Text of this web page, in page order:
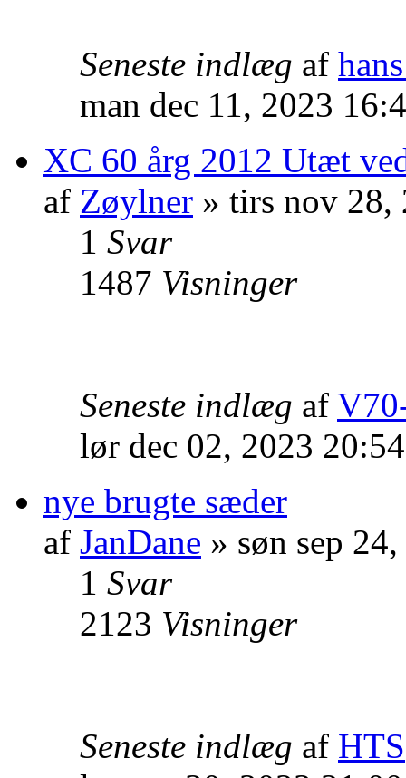
Seneste indlæg af
man dec 11, 2023
XC 60 årg 2012 Utæt
af Zøylner » tirs nov 28,
1 Svar
1487 Visninger
Seneste indlæg af
lør dec 02, 2023
nye brugte sæder
af JanDane » søn sep
1 Svar
2123 Visninger
Seneste indlæg af HTS